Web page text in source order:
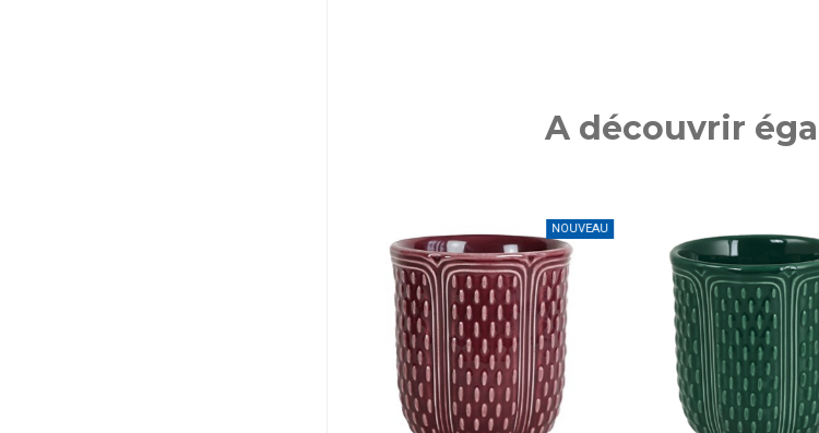
A découvrir
NOUVEAU